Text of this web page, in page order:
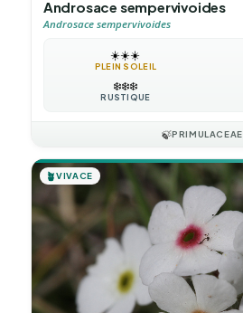
Androsace sempervivoides
Androsace sempervivoides
☀️☀️☀️
PLEIN SOLEIL
❄️❄️❄️
RUSTIQUE
🍃PRIMULACEAE
🪴VIVACE